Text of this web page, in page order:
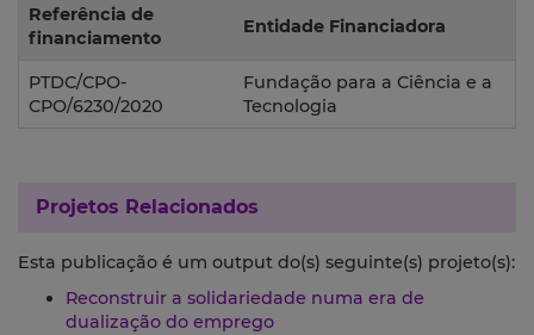
Referência de
financiamento
Entidade Financiadora
PTDC/CPO-
CPO/6230/2020
Fundação para a Ciência e a
Tecnologia
Projetos Relacionados
Esta publicação é um output do(s) seguinte(s) projeto(s):
Reconstruir a solidariedade numa era de
dualização do emprego